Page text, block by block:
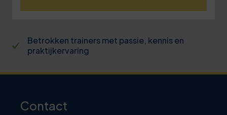
Betrokken trainers met passie, kennis en
praktijkervaring
Contact